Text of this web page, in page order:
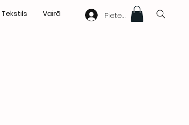
Tekstils Vairā Pieteikties